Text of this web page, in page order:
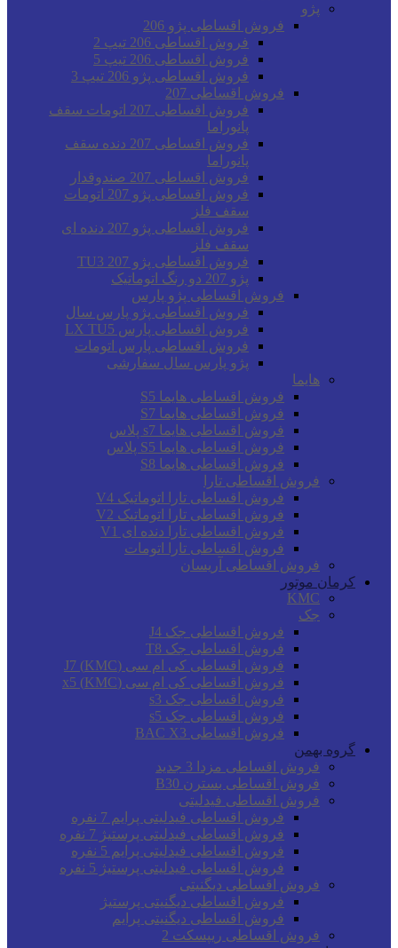
پژو
فروش اقساطی پژو 206
فروش اقساطی 206 تیپ 2
فروش اقساطی 206 تیپ 5
فروش اقساطی پژو 206 تیپ 3
فروش اقساطی 207
فروش اقساطی 207 اتومات سقف
پانوراما
فروش اقساطی 207 دنده سقف
پانوراما
فروش اقساطی 207 صندوقدار
فروش اقساطی پژو 207 اتومات
سقف فلز
فروش اقساطی پژو 207 دنده ای
سقف فلز
فروش اقساطی پژو 207 TU3
پژو 207 دو رنگ اتوماتیک
فروش اقساطی پژو پارس
فروش اقساطی پژو پارس سال
فروش اقساطی پارس LX TU5
فروش اقساطی پارس اتومات
پژو پارس سال سفارشی
هایما
فروش اقساطی هایما S5
فروش اقساطی هایما S7
فروش اقساطی هایما s7 پلاس
فروش اقساطی هایما S5 پلاس
فروش اقساطی هایما S8
فروش اقساطی تارا
فروش اقساطی تارا اتوماتیک V4
فروش اقساطی تارا اتوماتیک V2
فروش اقساطی تارا دنده ای V1
فروش اقساطی تارا اتومات
فروش اقساطی آریسان
کرمان موتور
KMC
جک
فروش اقساطی جک J4
فروش اقساطی جک T8
فروش اقساطی کی ام سی (KMC) J7
فروش اقساطی کی ام سی (KMC) x5
فروش اقساطی جک s3
فروش اقساطی جک s5
فروش اقساطی BAC X3
گروه بهمن
فروش اقساطی مزدا 3 جدید
فروش اقساطی بسترن B30
فروش اقساطی فیدلیتی
فروش اقساطی فیدلیتی پرایم 7 نفره
فروش اقساطی فیدلیتی پرستیژ 7 نفره
فروش اقساطی فیدلیتی پرایم 5 نفره
فروش اقساطی فیدلیتی پرستیژ 5 نفره
فروش اقساطی دیگنیتی
فروش اقساطی دیگنیتی پرستیژ
فروش اقساطی دیگنیتی پرایم
فروش اقساطی ریپسکت 2